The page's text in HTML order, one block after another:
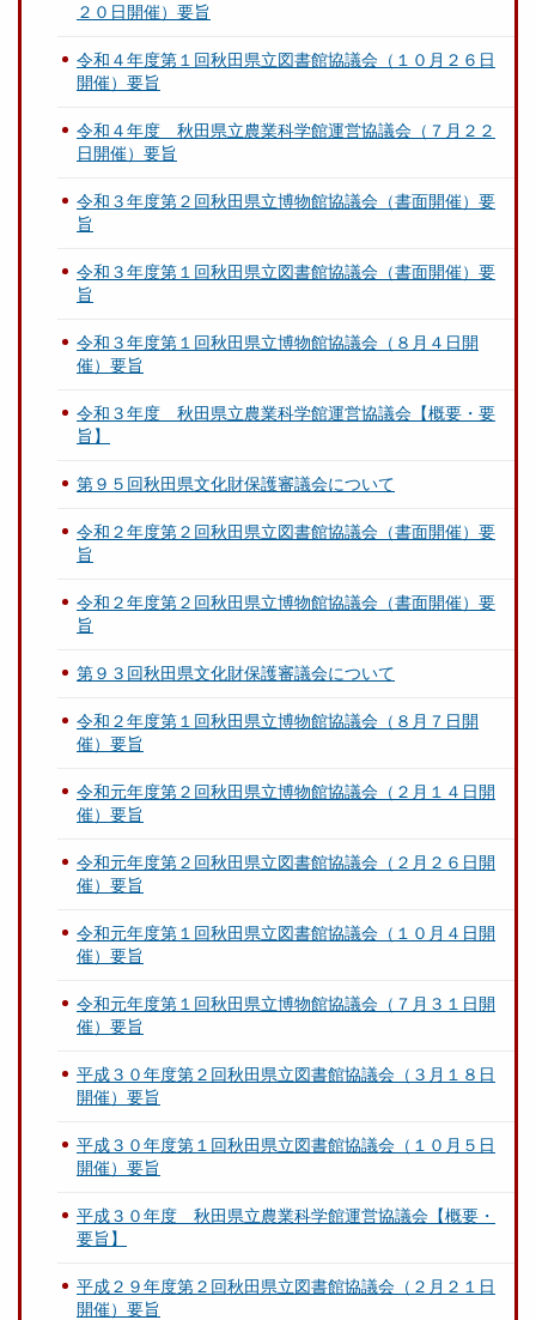
２０日開催）要旨
令和４年度第１回秋田県立図書館協議会（１０月２６日
開催）要旨
令和４年度 秋田県立農業科学館運営協議会（７月２２
日開催）要旨
令和３年度第２回秋田県立博物館協議会（書面開催）要
旨
令和３年度第１回秋田県立図書館協議会（書面開催）要
旨
令和３年度第１回秋田県立博物館協議会（８月４日開
催）要旨
令和３年度 秋田県立農業科学館運営協議会【概要・要
旨】
第９５回秋田県文化財保護審議会について
令和２年度第２回秋田県立図書館協議会（書面開催）要
旨
令和２年度第２回秋田県立博物館協議会（書面開催）要
旨
第９３回秋田県文化財保護審議会について
令和２年度第１回秋田県立博物館協議会（８月７日開
催）要旨
令和元年度第２回秋田県立博物館協議会（２月１４日開
催）要旨
令和元年度第２回秋田県立図書館協議会（２月２６日開
催）要旨
令和元年度第１回秋田県立図書館協議会（１０月４日開
催）要旨
令和元年度第１回秋田県立博物館協議会（７月３１日開
催）要旨
平成３０年度第２回秋田県立図書館協議会（３月１８日
開催）要旨
平成３０年度第１回秋田県立図書館協議会（１０月５日
開催）要旨
平成３０年度 秋田県立農業科学館運営協議会【概要・
要旨】
平成２９年度第２回秋田県立図書館協議会（２月２１日
開催）要旨